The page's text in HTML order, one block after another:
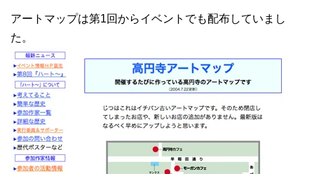
アートマップは第1回からイベントでも配布していまし
た。